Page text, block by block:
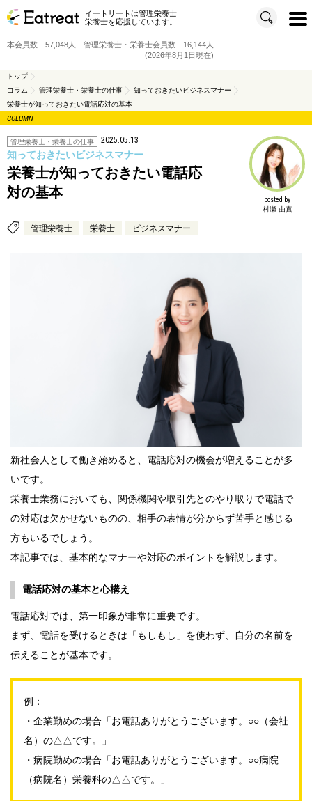
イートリートは管理栄養士
栄養士を応援しています。
t
o
i
本会員数 57,048人 管理栄養士・栄養士会員数 16,144人
(2026年8月1日現在)
トップ
コラム
管理栄養士・栄養士の仕事
知っておきたいビジネスマナー
栄養士が知っておきたい電話応対の基本
COLUMN
管理栄養士・栄養士の仕事 2025.05.13
知っておきたいビジネスマナー
栄養士が知っておきたい電話応
対の基本
posted by
村瀬 由真
管理栄養士 栄養士 ビジネスマナー
新社会人として働き始めると、電話応対の機会が増えることが多
いです。
栄養士業務においても、関係機関や取引先とのやり取りで電話で
の対応は欠かせないものの、相手の表情が分からず苦手と感じる
方もいるでしょう。
本記事では、基本的なマナーや対応のポイントを解説します。
電話応対の基本と心構え
電話応対では、第一印象が非常に重要です。
まず、電話を受けるときは「もしもし」を使わず、自分の名前を
伝えることが基本です。
例：
・企業勤めの場合「お電話ありがとうございます。○○（会社
名）の△△です。」
・病院勤めの場合「お電話ありがとうございます。○○病院
（病院名）栄養科の△△です。」